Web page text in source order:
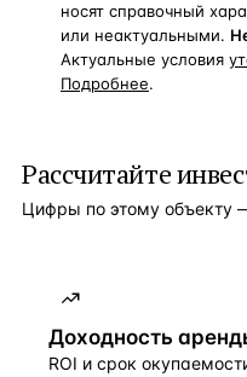
носят справочный
или неактуальными.
Актуальные условия
Подробнее.
Рассчитайте
Цифры по этому объекту
Доходность
ROI и срок